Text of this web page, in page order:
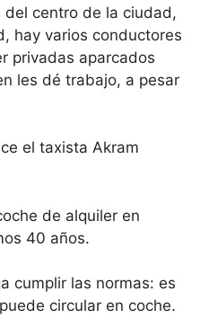
del centro de la ciudad,
hay varios conductores
privadas aparcados
les dé trabajo, a pesar
el taxista Akram
de alquiler en
40 años.
cumplir las normas: es
circular en coche.